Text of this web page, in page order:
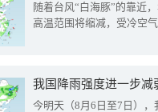
随着台风“白海豚”的靠近
高温范围将缩减，受冷空
今明天（8月6日至7日）